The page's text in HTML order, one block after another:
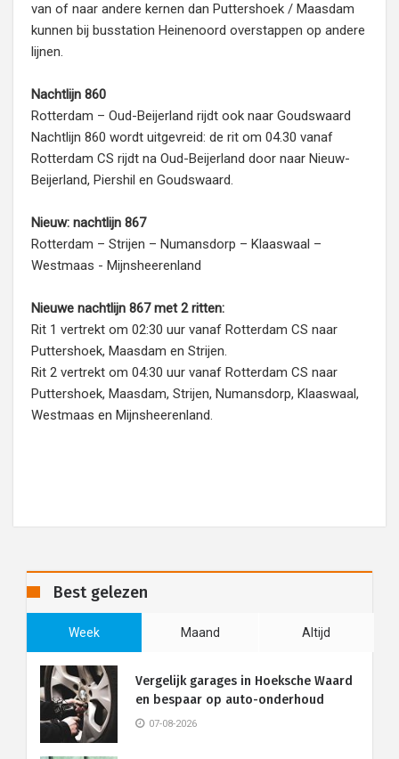
van of naar andere kernen dan Puttershoek / Maasdam
kunnen bij busstation Heinenoord overstappen op andere
lijnen.
Nachtlijn 860
Rotterdam – Oud-Beijerland rijdt ook naar Goudswaard
Nachtlijn 860 wordt uitgevreid: de rit om 04.30 vanaf
Rotterdam CS rijdt na Oud-Beijerland door naar Nieuw-
Beijerland, Piershil en Goudswaard.
Nieuw: nachtlijn 867
Rotterdam – Strijen – Numansdorp – Klaaswaal –
Westmaas - Mijnsheerenland
Nieuwe nachtlijn 867 met 2 ritten:
Rit 1 vertrekt om 02:30 uur vanaf Rotterdam CS naar
Puttershoek, Maasdam en Strijen.
Rit 2 vertrekt om 04:30 uur vanaf Rotterdam CS naar
Puttershoek, Maasdam, Strijen, Numansdorp, Klaaswaal,
Westmaas en Mijnsheerenland.
Best gelezen
Week Maand Altijd
Vergelijk garages in Hoeksche Waard
en bespaar op auto-onderhoud
07-08-2026